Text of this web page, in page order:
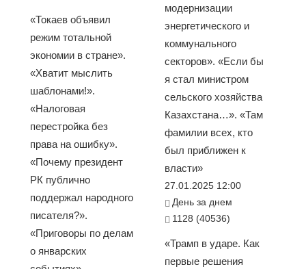
«Токаев объявил
режим тотальной
экономии в стране».
«Хватит мыслить
шаблонами!».
«Налоговая
перестройка без
права на ошибку».
«Почему президент
РК публично
поддержал народного
писателя?».
«Приговоры по делам
о январских
модернизации
энергетического и
коммунального
секторов». «Если бы
я стал министром
сельского хозяйства
Казахстана…». «Там
фамилии всех, кто
был приближен к
власти»
27.01.2025 12:00
День за днем
1128 (40536)
«Трамп в ударе. Как
первые решения